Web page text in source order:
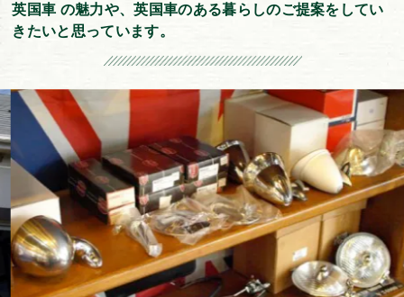
英国車 の魅力や、英国車のある暮らしのご提案をしてい
きたいと思っています。